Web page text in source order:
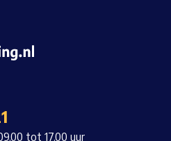
tot 17.00 uur